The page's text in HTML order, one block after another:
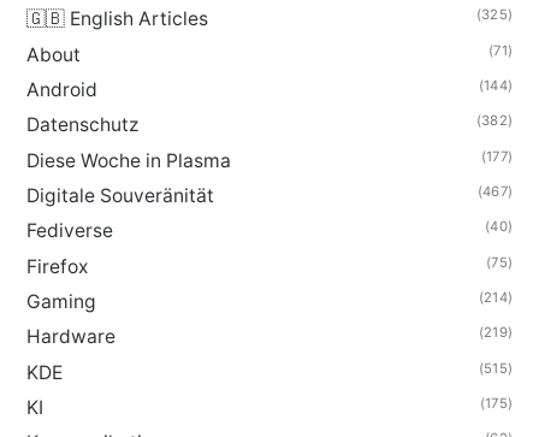
🇬🇧 English Articles (325)
About (71)
Android (144)
Datenschutz (382)
Diese Woche in Plasma (177)
Digitale Souveränität (467)
Fediverse (40)
Firefox (75)
Gaming (214)
Hardware (219)
KDE (515)
KI (175)